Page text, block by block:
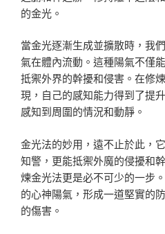
的金光。
當金光逐漸生成並擴散時，我
氣在體內流動。這種陽氣不僅
抵禦外界的幹擾和侵害。在修
現，自己的感知能力得到了提
感知到周圍的情況和動靜。
金光法的妙用，遠不止於此，
知警，更能抵禦外魔的侵擾和
煉金光法更是必不可少的一步
的心神陽氣，形成一道堅實的
的傷害。